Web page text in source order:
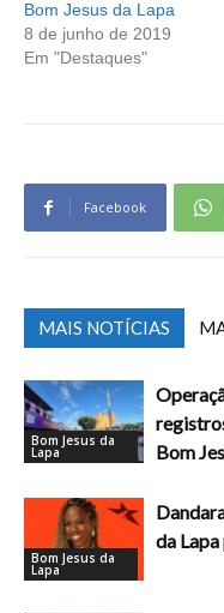
Bom Jesus da Lapa
8 de junho de 2019
Em "Destaques"
Facebook
MAIS NOTÍCIAS
Bom Jesus da
Lapa
Bom
Bom Jesus da
Lapa
da